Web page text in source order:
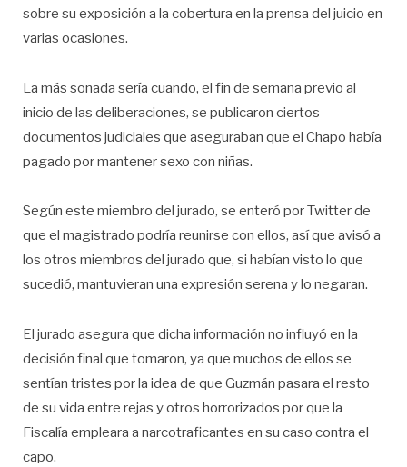
sobre su exposición a la cobertura en la prensa del juicio en
varias ocasiones.
La más sonada sería cuando, el fin de semana previo al
inicio de las deliberaciones, se publicaron ciertos
documentos judiciales que aseguraban que el Chapo había
pagado por mantener sexo con niñas.
Según este miembro del jurado, se enteró por Twitter de
que el magistrado podría reunirse con ellos, así que avisó a
los otros miembros del jurado que, si habían visto lo que
sucedió, mantuvieran una expresión serena y lo negaran.
El jurado asegura que dicha información no influyó en la
decisión final que tomaron, ya que muchos de ellos se
sentían tristes por la idea de que Guzmán pasara el resto
de su vida entre rejas y otros horrorizados por que la
Fiscalía empleara a narcotraficantes en su caso contra el
capo.